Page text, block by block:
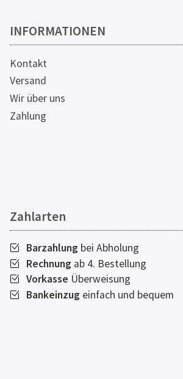
INFORMATIONEN
Kontakt
Versand
Wir über uns
Zahlung
Zahlarten
Barzahlung bei Abholung
Rechnung ab 4. Bestellung
Vorkasse Überweisung
Bankeinzug einfach und bequem